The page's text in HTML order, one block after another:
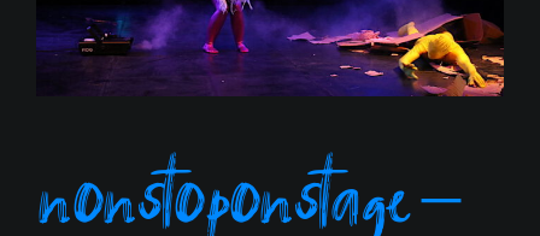
nonstoponstage –